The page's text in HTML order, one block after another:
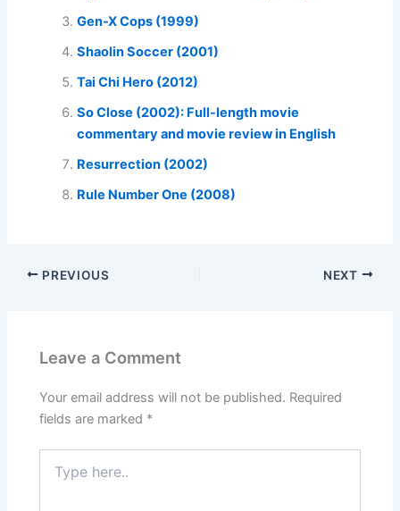
Gen-X Cops (1999)
Shaolin Soccer (2001)
Tai Chi Hero (2012)
So Close (2002): Full-length movie
commentary and movie review in English
Resurrection (2002)
Rule Number One (2008)
PREVIOUS NEXT
Leave a Comment
Your email address will not be published. Required
fields are marked *
here..